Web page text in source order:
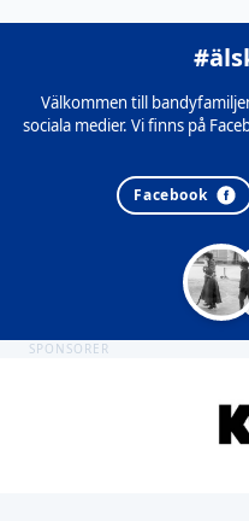
Välkommen till
sociala medier. Vi finns på
Facebook
SPONSORER